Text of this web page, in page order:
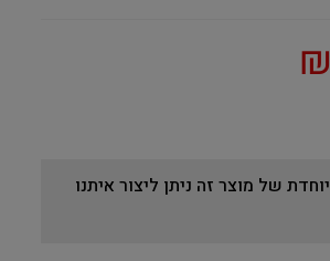
₪
של מוצר זה ניתן ליצור איתנו